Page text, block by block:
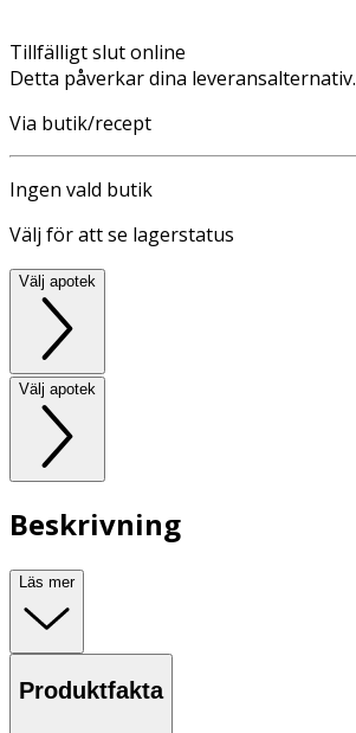
Tillfälligt slut online
Detta påverkar dina leveransalternativ.
Via butik/recept
Ingen vald butik
Välj för att se lagerstatus
Välj apotek
Välj apotek
Beskrivning
Läs mer
Produktfakta